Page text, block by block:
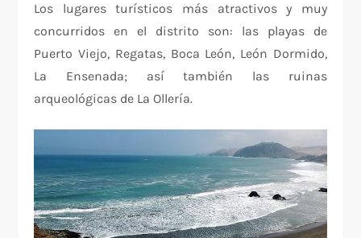
Los lugares turísticos más atractivos y muy
concurridos en el distrito son: las playas de
Puerto Viejo, Regatas, Boca León, León Dormido,
La Ensenada; así también las ruinas
arqueológicas de La Ollería.